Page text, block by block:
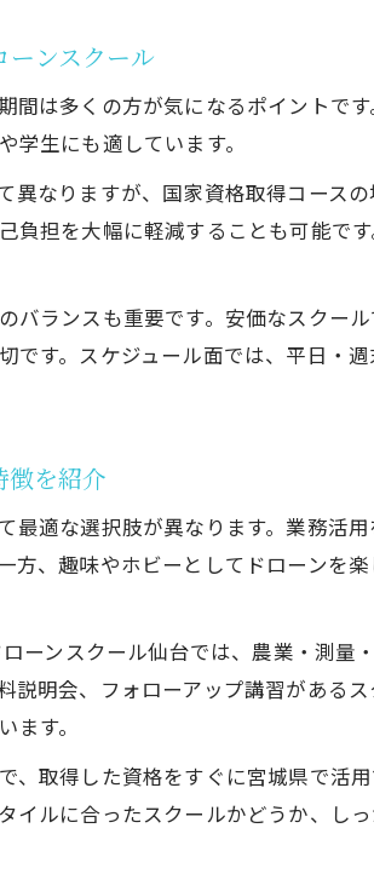
ーンスクール
間は多くの方が気になるポイントで
生にも適しています。
異なりますが、国家資格取得コース
負担を大幅に軽減することも可能で
バランスも重要です。安価なスクー
です。スケジュール面では、平日・
徴を紹介
最適な選択肢が異なります。業務活
方、趣味やホビーとしてドローンを
ーンスクール仙台では、農業・測
説明会、フォローアップ講習がある
す。
、取得した資格をすぐに宮城県で活
ルに合ったスクールかどうか、し